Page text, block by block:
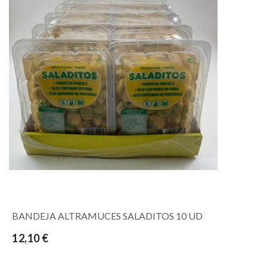
BANDEJA ALTRAMUCES SALADITOS 10 UD
12,10 €